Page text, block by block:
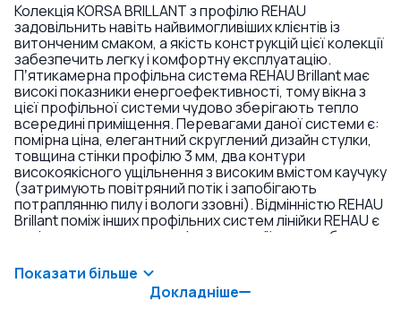
Колекція KORSA BRILLANT з профілю REHAU
задовільнить навіть найвимогливіших клієнтів із
витонченим смаком, а якість конструкцій цієї колекції
забезпечить легку і комфортну експлуатацію.
Пʼятикамерна профільна система REHAU Brillant має
високі показники енергоефективності, тому вікна з
цієї профільної системи чудово зберігають тепло
всередині приміщення. Перевагами даної системи є:
помірна ціна, елегантний скруглений дизайн стулки,
товщина стінки профілю 3 мм, два контури
високоякісного ущільнення з високим вмістом каучуку
(затримують повітряний потік і запобігають
потраплянню пилу і вологи ззовні). Відмінністю REHAU
Brillant поміж інших профільних систем лінійки REHAU є
напівкругла стулка ззовні конструкції, яка особливо
будинків, котеджів та інших житлових будівель. Вікна з
профілю REHAU Brillant у комплекті з
енергозберігаючими склопакетами дозволяють
Показати більше
Докладніше